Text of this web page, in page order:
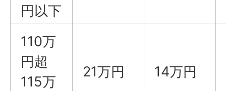
円以下
110万
円超
115万
21万円 14万円